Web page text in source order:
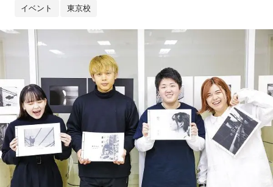
イベント 東京校